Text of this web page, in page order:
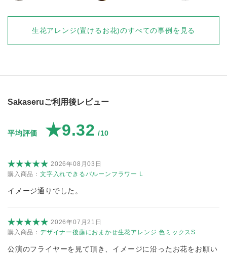
生花アレンジ(置けるお花)のすべての事例を見る
Sakaseruご利用後レビュー
平均評価 ★9.32 /10
2026年08月03日
購入商品： 文字入れできるバルーンフラワー L
イメージ通りでした。
2026年07月21日
購入商品： デザイナー後藤におまかせ生花アレンジ 色ミックスS
公演のフライヤーを見て頂き、イメージに沿ったお花をお願い